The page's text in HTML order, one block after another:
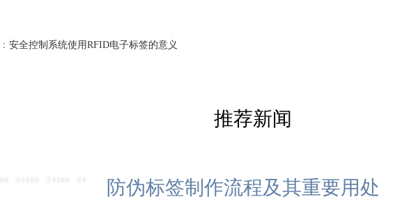
安全控制系统使用RFID电子标签的意义
推荐新闻
防伪标签制作流程及其重要用处